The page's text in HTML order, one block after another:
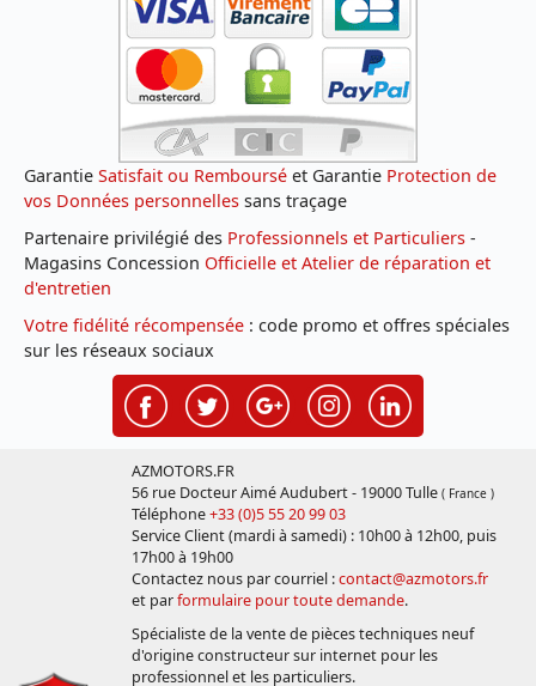
Garantie Satisfait ou Remboursé et Garantie Protection de
vos Données personnelles sans traçage
Partenaire privilégié des Professionnels et Particuliers -
Magasins Concession Officielle et Atelier de réparation et
d'entretien
Votre fidélité récompensée : code promo et offres spéciales
sur les réseaux sociaux
AZMOTORS.FR
56 rue Docteur Aimé Audubert - 19000 Tulle ( France )
Téléphone+33 (0)5 55 20 99 03
Service Client (mardi à samedi) : 10h00 à 12h00, puis
17h00 à 19h00
Contactez nous par courriel :contact@azmotors.fr
et parformulaire pour toute demande.
Spécialiste de la vente de pièces techniques neuf
d'origine constructeur sur internet pour les
professionnel et les particuliers.